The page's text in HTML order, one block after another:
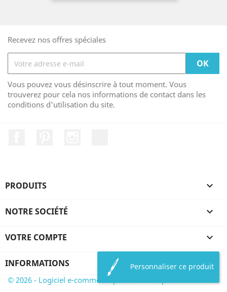
Recevez nos offres spéciales
Vous pouvez vous désinscrire à tout moment. Vous
trouverez pour cela nos informations de contact dans les
conditions d'utilisation du site.
PRODUITS 
NOTRE SOCIÉTÉ 
VOTRE COMPTE 
INFORMATIONS Personnaliser ce produit
© 2026 - Logiciel e-commerce par PrestaShop™